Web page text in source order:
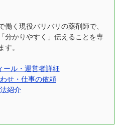
働く現役バリバリの薬剤師で、
分かりやすく」伝えることを専
す。
ール・運営者詳細
せ・仕事の依頼
紹介